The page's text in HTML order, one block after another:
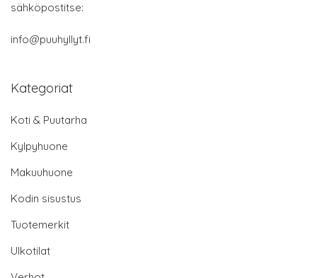
sähköpostitse:
info@puuhyllyt.fi
Kategoriat
Koti & Puutarha
Kylpyhuone
Makuuhuone
Kodin sisustus
Tuotemerkit
Ulkotilat